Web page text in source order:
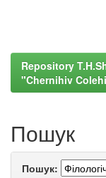
Repository
"Chernihiv
Пошук
Пошук: